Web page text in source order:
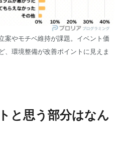
案やモチベ維持が課題。イベント価
、環境整備が改善ポイントに見えま
と思う部分はなん